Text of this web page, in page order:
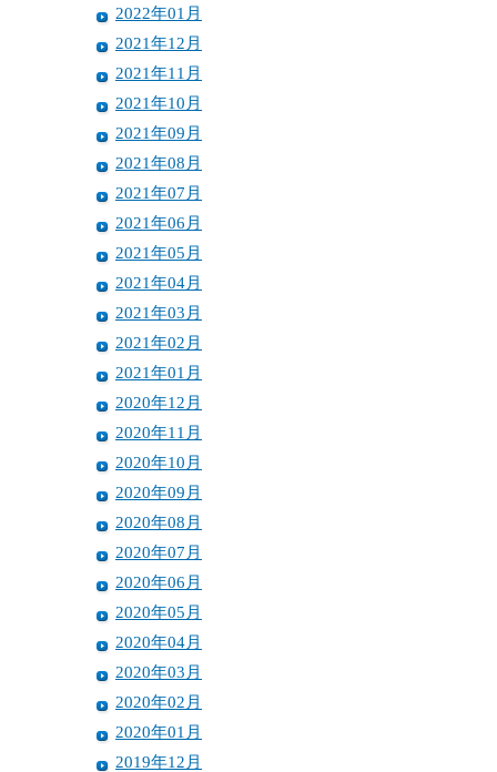
2022年01月
2021年12月
2021年11月
2021年10月
2021年09月
2021年08月
2021年07月
2021年06月
2021年05月
2021年04月
2021年03月
2021年02月
2021年01月
2020年12月
2020年11月
2020年10月
2020年09月
2020年08月
2020年07月
2020年06月
2020年05月
2020年04月
2020年03月
2020年02月
2020年01月
2019年12月